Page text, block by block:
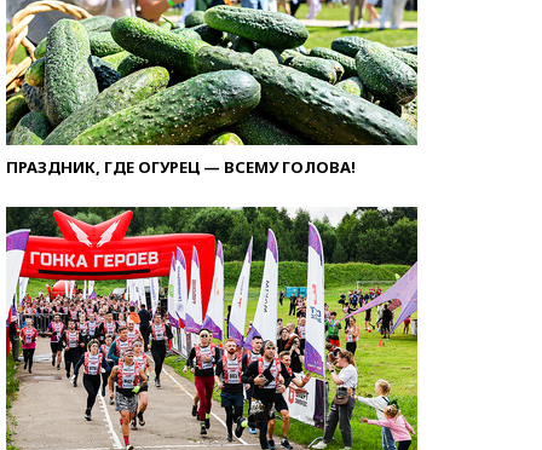
ПРАЗДНИК, ГДЕ ОГУРЕЦ — ВСЕМУ ГОЛОВА!